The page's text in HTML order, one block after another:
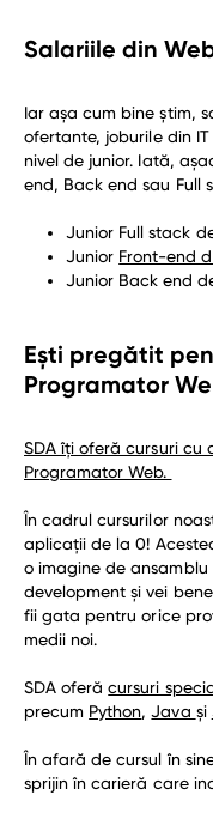
Salariile din
Iar așa cum bine știm,
ofertante, joburile din
nivel de junior. Iată,
end, Back end sau Full
Junior Full stack
Junior Front-end
Junior Back end
Ești pregătit
Programator
SDA îți oferă cursuri cu
Programator Web.
În cadrul cursurilor
aplicații de la 0!
o imagine de
development și vei
fii gata pentru orice
medii noi.
SDA oferăcursuri
precum Python,Java și
În afară de cursul în
sprijin în carieră care